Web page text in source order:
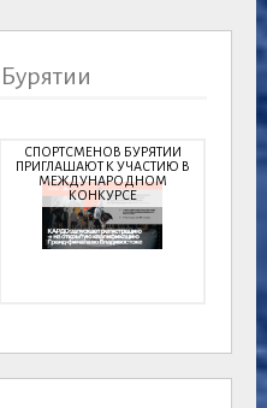
СПОРТСМЕНОВ БУРЯТИИ
ПРИГЛАШАЮТ К УЧАСТИЮ В
МЕЖДУНАРОДНОМ
КОНКУРСЕ